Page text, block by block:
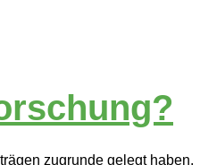
zugrunde gelegt haben.